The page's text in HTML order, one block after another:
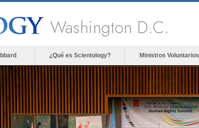
Washington D.C.
¿Qué es Scientology? Ministros Voluntarios